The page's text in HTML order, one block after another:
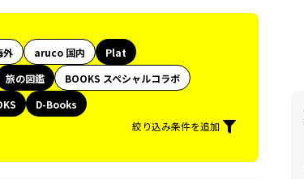
外 aruco 国内
Plat
旅の図鑑
BOOKS スペシャルコラボ
D-Books
絞り込み条件を追加